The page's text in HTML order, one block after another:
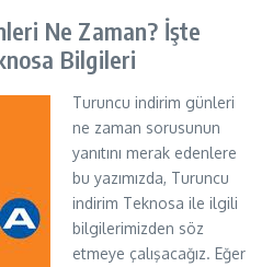
Ne Zaman? İşte
Bilgileri
Turuncu indirim günleri
ne zaman sorusunun
yanıtını merak edenlere
bu yazımızda, Turuncu
indirim Teknosa ile ilgili
bilgilerimizden söz
etmeye çalışacağız. Eğer